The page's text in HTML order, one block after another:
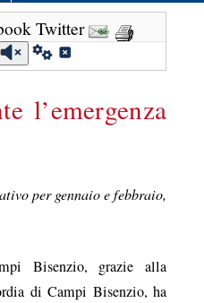
Twitter
l’emergenza
per gennaio e febbraio,
Bisenzio, grazie alla
di Campi Bisenzio, ha